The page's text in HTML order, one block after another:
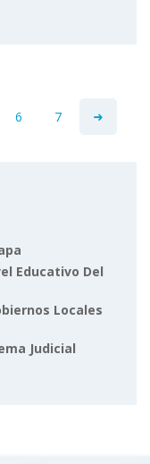
6 7
Educativo Del
Locales
Judicial